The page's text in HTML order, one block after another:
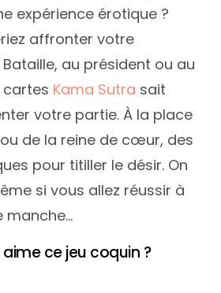
expérience érotique ?
affronter votre
au président ou au
cartes Kama Sutra sait
votre partie. À la place
de la reine de cœur, des
pour titiller le désir. On
si vous allez réussir à
manche…
ce jeu coquin ?